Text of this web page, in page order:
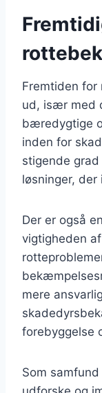
Fremtiden
ud, især med
bæredygtige
inden for
stigende
løsninger,
Der er også
vigtigheden
mere
forebyggelse
Som